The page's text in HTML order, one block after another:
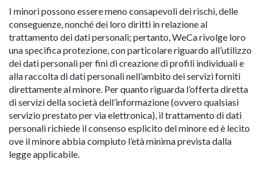
I minori possono essere meno consapevoli dei rischi, delle
conseguenze, nonché dei loro diritti in relazione al
trattamento dei dati personali; pertanto, WeCa rivolge loro
una specifica protezione, con particolare riguardo all’utilizzo
dei dati personali per fini di creazione di profili individuali e
alla raccolta di dati personali nell’ambito dei servizi forniti
direttamente al minore. Per quanto riguarda l’offerta diretta
di servizi della società dell’informazione (ovvero qualsiasi
servizio prestato per via elettronica), il trattamento di dati
personali richiede il consenso esplicito del minore ed è lecito
ove il minore abbia compiuto l’età minima prevista dalla
legge applicabile.